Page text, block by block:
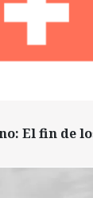
El fin de